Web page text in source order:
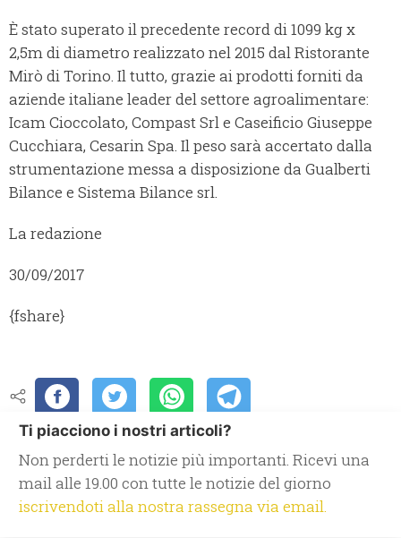
È stato superato il precedente record di 1099 kg x
2,5m di diametro realizzato nel 2015 dal Ristorante
Mirò di Torino. Il tutto, grazie ai prodotti forniti da
aziende italiane leader del settore agroalimentare:
Icam Cioccolato, Compast Srl e Caseificio Giuseppe
Cucchiara, Cesarin Spa. Il peso sarà accertato dalla
strumentazione messa a disposizione da Gualberti
Bilance e Sistema Bilance srl.
La redazione
30/09/2017
{fshare}
Ti piacciono i nostri articoli?
Non perderti le notizie più importanti. Ricevi una
mail alle 19.00 con tutte le notizie del giorno
iscrivendoti alla nostra rassegna via email.